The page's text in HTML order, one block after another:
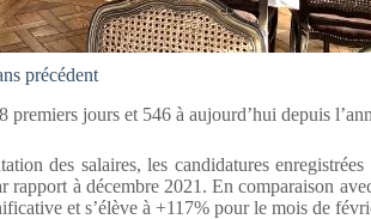
précédent
premiers jours et 546 à aujourd’hui depuis
des salaires, les candidatures
rapport à décembre 2021. En comparaison
et s’élève à +117% pour le mois de